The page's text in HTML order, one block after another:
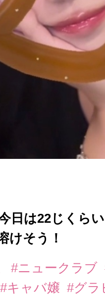
日は22じくら
けそう！
#ニュークラブ
#キャバ嬢 #グ